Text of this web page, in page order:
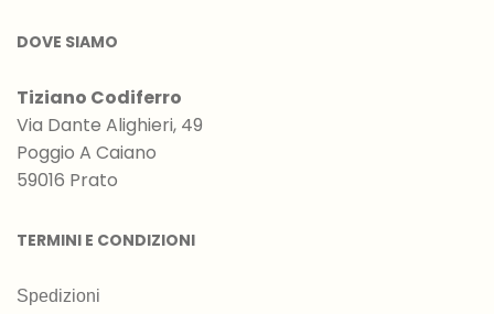
DOVE SIAMO
Tiziano Codiferro
Via Dante Alighieri, 49
Poggio A Caiano
59016 Prato
TERMINI E CONDIZIONI
Spedizioni